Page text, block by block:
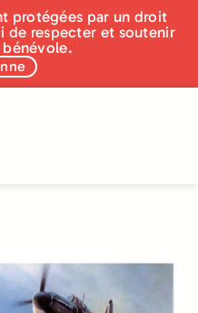
protégées par un droit
de respecter et soutenir